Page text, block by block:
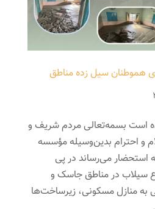
هموطنان سیل زده مناطق
است بسمه‌تعالی مردم شریف و
و احترام بدین‌وسیله مؤسسه
استحضار می‌رساند در پی
سیلاب در مناطق جاسک و
منازل مسکونی، زیرساخت‌ها